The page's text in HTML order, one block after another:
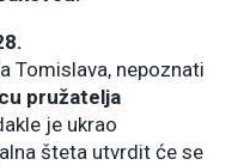
Tomislava, nepoznati
pružatelja
je ukrao
šteta utvrdit će se